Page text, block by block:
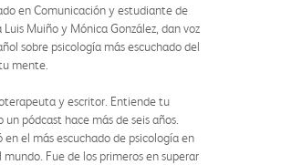
en Comunicación y estudiante de
Luis Muiño y Mónica González, dan voz
sobre psicología más escuchado del
mente.
y escritor. Entiende tu
pódcast hace más de seis años.
en el más escuchado de psicología en
Fue de los primeros en superar